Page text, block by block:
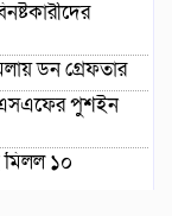
ডন গ্রেফতার
পুশইন
মিলল ১০